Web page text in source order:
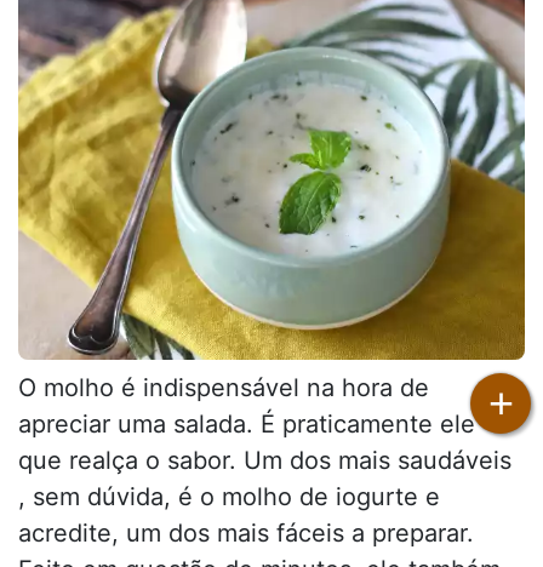
O molho é indispensável na hora de
apreciar uma salada. É praticamente ele
que realça o sabor. Um dos mais saudáveis
, sem dúvida, é o molho de iogurte e
acredite, um dos mais fáceis a preparar.
+